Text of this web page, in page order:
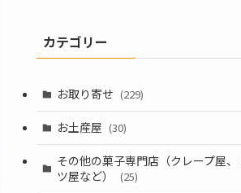
カテゴリー
お取り寄せ (229)
お土産屋 (30)
その他の菓子専門店（クレープ屋、
ツ屋など）
(25)